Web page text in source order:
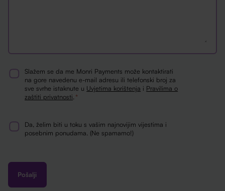
ConsentSlažem se da me Monri Payments može kontaktirati
na gore navedenu e-mail adresu ili telefonski broj za
sve svrhe istaknute u Uvjetima korištenja i Pravilima o
zaštiti privatnosti *
Newsletter
Da, želim biti u toku s vašim najnovijim vijestima i
posebnim ponudama. (Ne spamamo!)